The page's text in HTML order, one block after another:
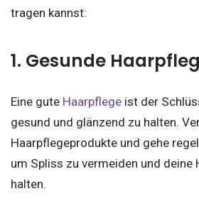
tragen kannst:
1. Gesunde
Eine gute Haarpflege ist der
gesund und glänzend zu halten.
Haarpflegeprodukte und gehe
um Spliss zu vermeiden und deine
halten.